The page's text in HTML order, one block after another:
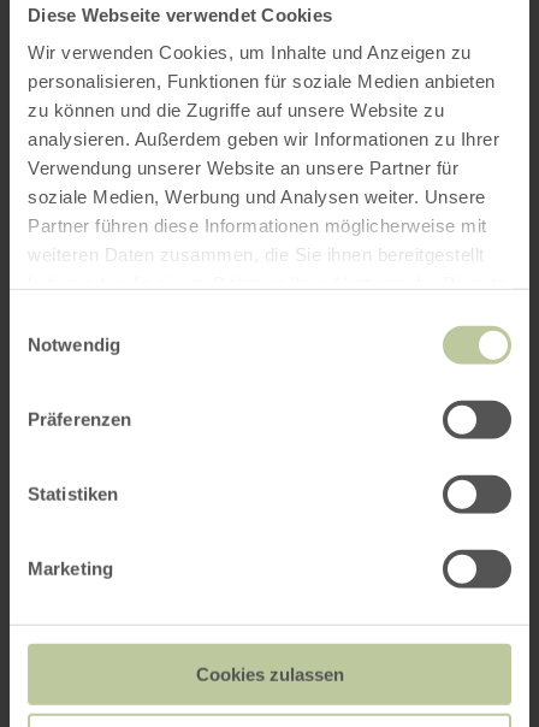
Diese Webseite verwendet Cookies
Wir verwenden Cookies, um Inhalte und Anzeigen zu
personalisieren, Funktionen für soziale Medien anbieten
zu können und die Zugriffe auf unsere Website zu
analysieren. Außerdem geben wir Informationen zu Ihrer
Verwendung unserer Website an unsere Partner für
soziale Medien, Werbung und Analysen weiter. Unsere
Partner führen diese Informationen möglicherweise mit
weiteren Daten zusammen, die Sie ihnen bereitgestellt
Notwendig
Präferenzen
Statistiken
Marketing
Cookies zulassen